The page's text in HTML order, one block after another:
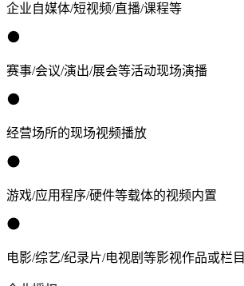
企业自媒体/短视频/直播/课程等
赛事/会议/演出/展会等活动现场演播
经营场所的现场视频播放
游戏/应用程序/硬件等载体的视频内置
电影/综艺/纪录片/电视剧等影视作品或栏目